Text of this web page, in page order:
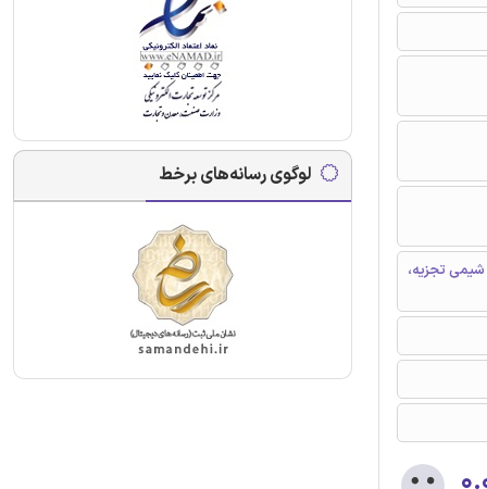
شیمی تجزیه،
لوگوی رسانه‌های برخط